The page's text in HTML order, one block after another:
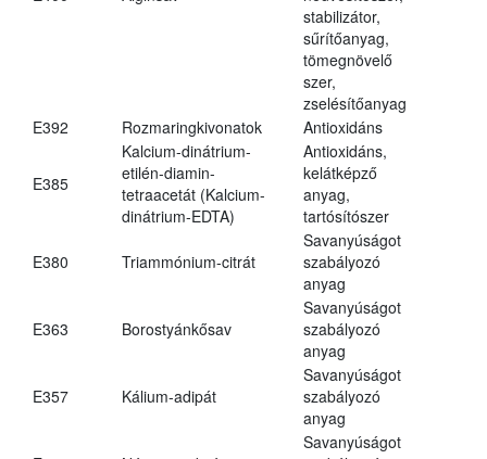
stabilizátor,
sűrítőanyag,
tömegnövelő
szer,
zselésítőanyag
E392
Rozmaringkivonatok Antioxidáns
E385
Kalcium-dinátrium-
etilén-diamin-
tetraacetát (Kalcium-
dinátrium-EDTA)
Antioxidáns,
kelátképző
anyag,
tartósítószer
E380 Triammónium-citrát
Savanyúságot
szabályozó
anyag
E363 Borostyánkősav
Savanyúságot
szabályozó
anyag
E357 Kálium-adipát
Savanyúságot
szabályozó
anyag
Savanyúságot